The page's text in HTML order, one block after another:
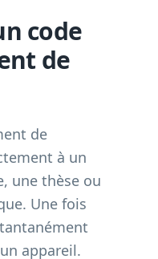
code
de
de
à un
une thèse ou
Une fois
appareil.